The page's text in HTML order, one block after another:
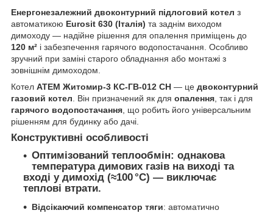
Енергонезалежний двоконтурний підлоговий котел з
автоматикою Eurosit 630 (Італія) та заднім виходом
димоходу — надійне рішення для опалення приміщень до
120 м² і забезпечення гарячого водопостачання. Особливо
зручний при заміні старого обладнання або монтажі з
зовнішнім димоходом.
Котел АТЕМ Житомир-3 КС-ГВ-012 СН — це двоконтурний
газовий котел . Він призначений як для опалення , так і для
гарячого водопостачання , що робить його універсальним
рішенням для будинку або дачі.
Конструктивні особливості
Оптимізований теплообмін: однакова
температура димових газів на виході та
вході у димохід (≈100 °C) — виключає
теплові втрати.
Відсікаючий компенсатор тяги: автоматично